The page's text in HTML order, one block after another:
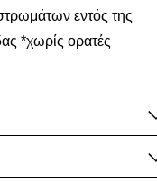
εντός της
*χωρίς ορατές